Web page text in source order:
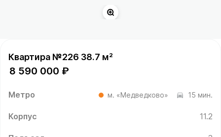
Квартира №226 38.7 м²
8 590 000 ₽
Метро м. «Медведково» 15 мин.
Корпус 11.2